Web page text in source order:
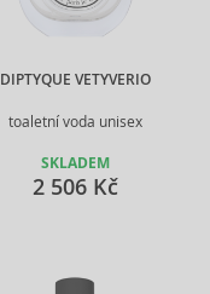
DIPTYQUE VETYVERIO
toaletní voda unisex
SKLADEM
2 506 Kč